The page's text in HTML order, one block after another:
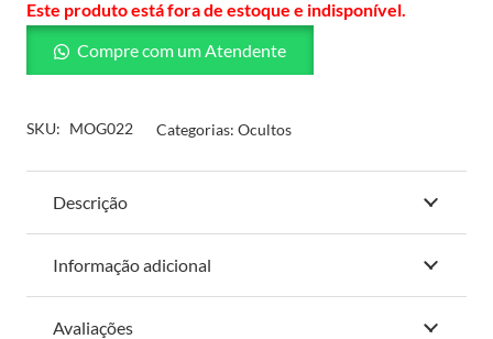
Este produto está fora de estoque e indisponível.
Compre com um Atendente
SKU: MOG022 Categorias: Ocultos
Descrição
Informação adicional
Avaliações